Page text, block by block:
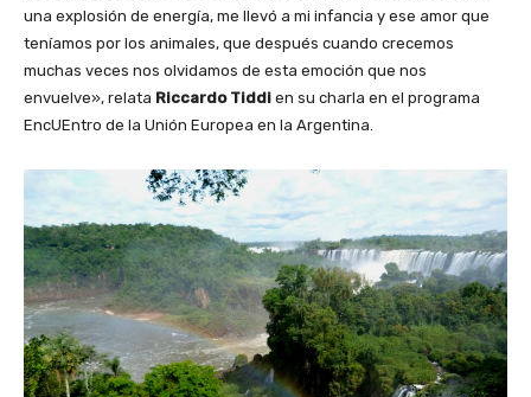
una explosión de energía, me llevó a mi infancia y ese amor que
teníamos por los animales, que después cuando crecemos
muchas veces nos olvidamos de esta emoción que nos
envuelve», relata Riccardo Tiddi en su charla en el programa
EncUEntro de la Unión Europea en la Argentina.